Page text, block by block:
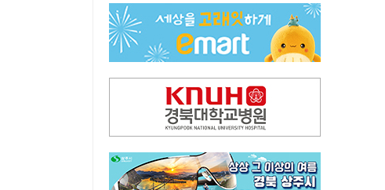
신세계사이먼, 대구 아울렛 토지매매 계약 체결… 사업 본궤도
이의준 전 경북도 새마을봉사과장, 제28대 울릉군 부군수 취임
[매일희평] 이재명 안규백의 육사를 보는 논리